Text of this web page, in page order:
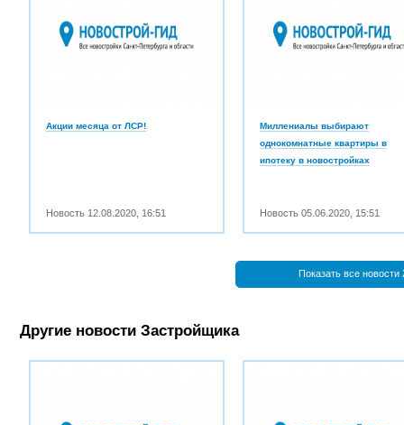
Акции месяца от ЛСР!
Новость 12.08.2020 16:51
Миллениалы выбирают
однокомнатные квартиры в
ипотеку в новостройках
Новость05.06.2020 15:51
Показать все
Другие новости Застройщика